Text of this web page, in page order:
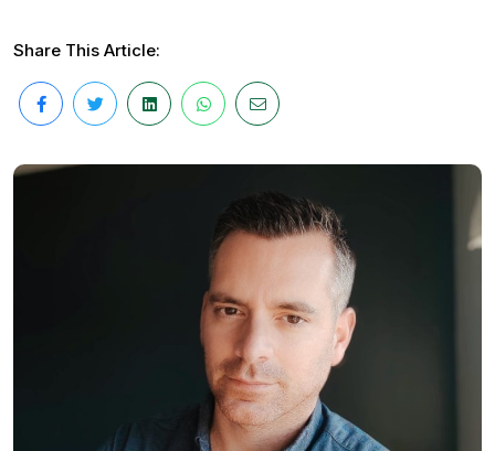
Share This Article: